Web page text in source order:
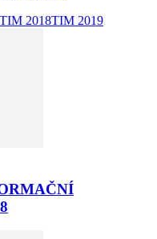
TIM 2018TIM 2019